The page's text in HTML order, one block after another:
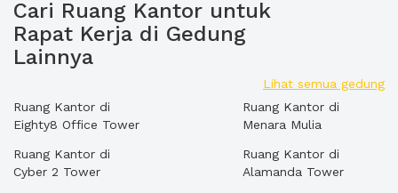
Cari Ruang Kantor untuk
Rapat Kerja di Gedung
Lainnya
Lihat semua gedung
Ruang Kantor di
Eighty8 Office Tower
Ruang Kantor di
Cyber 2 Tower
Ruang Kantor di
Menara Mulia
Ruang Kantor di
Alamanda Tower